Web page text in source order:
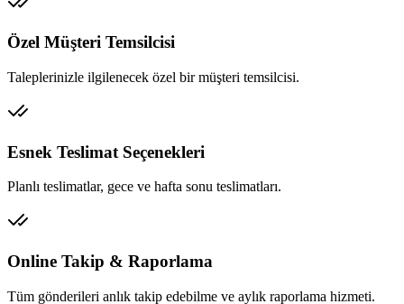
Özel Müşteri Temsilcisi
Taleplerinizle ilgilenecek özel bir müşteri temsilcisi.
Esnek Teslimat Seçenekleri
Planlı teslimatlar, gece ve hafta sonu teslimatları.
Online Takip & Raporlama
Tüm gönderileri anlık takip edebilme ve aylık raporlama hizmeti.